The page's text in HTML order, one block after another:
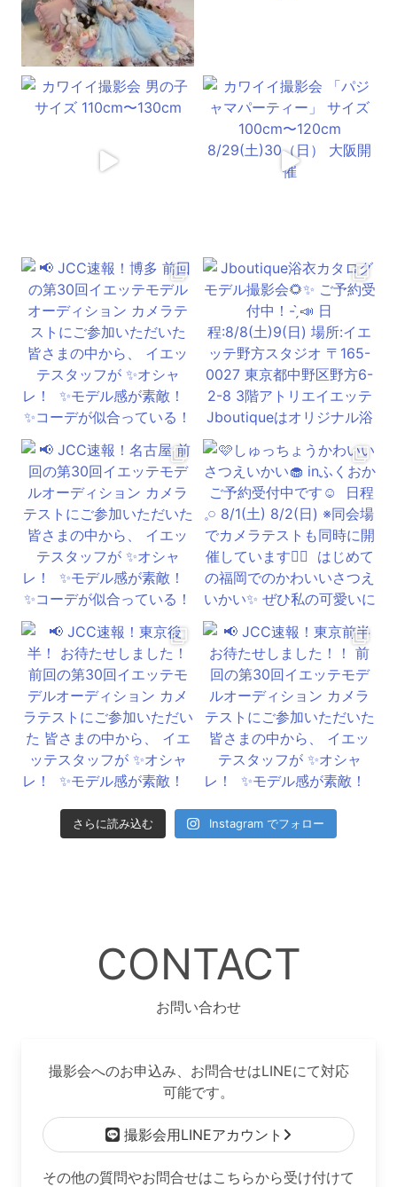
さらに読み込む Instagram でフォロー
CONTACT
お問い合わせ
撮影会へのお申込み、お問合せはLINEにて対応
可能です。
撮影会用LINEアカウント
その他の質問やお問合せはこちらから受け付けて